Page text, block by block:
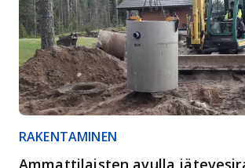
RAKENTAMINEN
Ammattilaisten avulla